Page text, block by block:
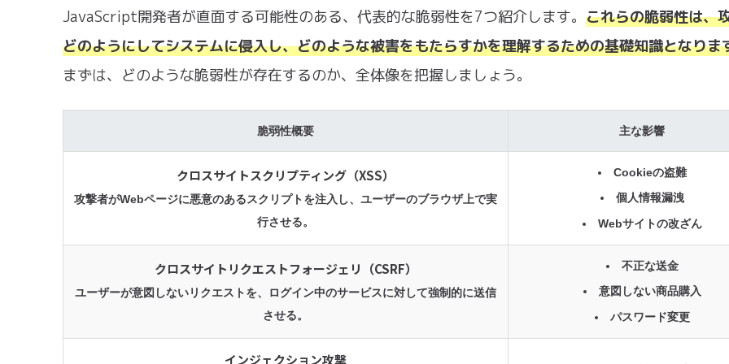
JavaScript開発者が直面する可能性のある、代表的な脆弱性を7つ紹介します。 これらの脆弱性は、
どのようにしてシステムに侵入し、どのような被害をもたらすかを理解するための基礎知識となりま
まずは、どのような脆弱性が存在するのか、全体像を把握しましょう。
脆弱性概要 主な影響
クロスサイトスクリプティング（XSS）
攻撃者がWebページに悪意のあるスクリプトを注入し、ユーザーのブラウザ上で実
行させる。
Cookieの盗難
個人情報漏洩
Webサイトの改ざん
クロスサイトリクエストフォージェリ（CSRF）
ユーザーが意図しないリクエストを、ログイン中のサービスに対して強制的に送信
させる。
不正な送金
意図しない商品購入
パスワード変更
インジェクション攻撃